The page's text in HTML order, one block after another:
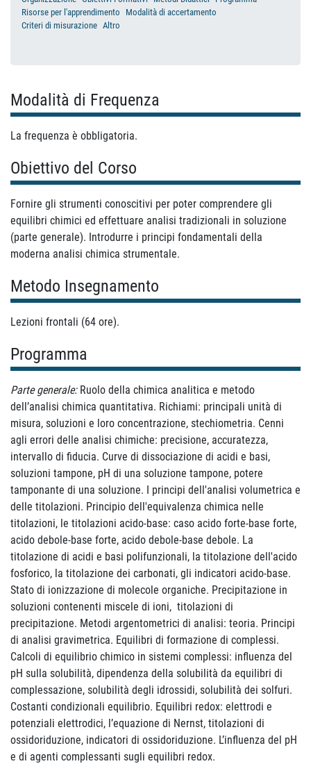
Risorse per l'apprendimento
Modalità di accertamento
Criteri di misurazione Altro
Modalità di Frequenza
La frequenza è obbligatoria.
Obiettivo del Corso
Fornire gli strumenti conoscitivi per poter comprendere gli
equilibri chimici ed effettuare analisi tradizionali in soluzione
(parte generale). Introdurre i principi fondamentali della
moderna analisi chimica strumentale.
Metodo Insegnamento
Lezioni frontali (64 ore).
Programma
Parte generale: Ruolo della chimica analitica e metodo
dell’analisi chimica quantitativa. Richiami: principali unità di
misura, soluzioni e loro concentrazione, stechiometria. Cenni
agli errori delle analisi chimiche: precisione, accuratezza,
intervallo di fiducia. Curve di dissociazione di acidi e basi,
soluzioni tampone, pH di una soluzione tampone, potere
tamponante di una soluzione. I principi dell'analisi volumetrica e
delle titolazioni. Principio dell'equivalenza chimica nelle
titolazioni, le titolazioni acido-base: caso acido forte-base forte,
acido debole-base forte, acido debole-base debole. La
titolazione di acidi e basi polifunzionali, la titolazione dell'acido
fosforico, la titolazione dei carbonati, gli indicatori acido-base.
Stato di ionizzazione di molecole organiche. Precipitazione in
soluzioni contenenti miscele di ioni, titolazioni di
precipitazione. Metodi argentometrici di analisi: teoria. Principi
di analisi gravimetrica. Equilibri di formazione di complessi.
Calcoli di equilibrio chimico in sistemi complessi: influenza del
pH sulla solubilità, dipendenza della solubilità da equilibri di
complessazione, solubilità degli idrossidi, solubilità dei solfuri.
Costanti condizionali equilibrio. Equilibri redox: elettrodi e
potenziali elettrodici, l’equazione di Nernst, titolazioni di
ossidoriduzione, indicatori di ossidoriduzione. L’influenza del pH
e di agenti complessanti sugli equilibri redox.